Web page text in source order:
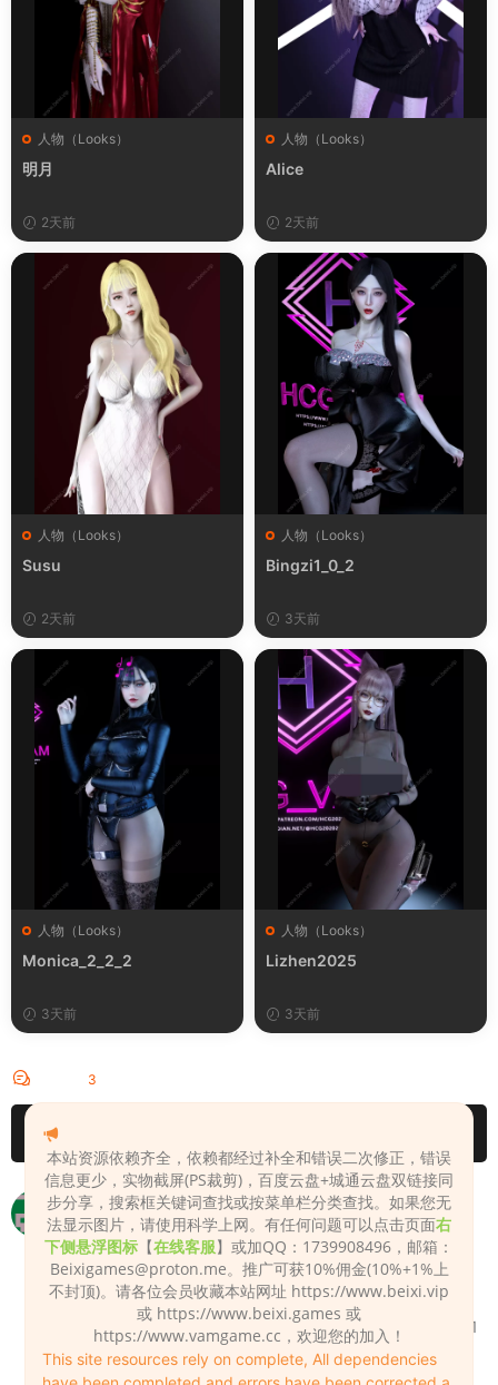
人物（Looks）
明月
2天前
人物（Looks）
Alice
2天前
人物（Looks）
Susu
2天前
人物（Looks）
Bingzi1_0_2
3天前
人物（Looks）
Monica_2_2_2
3天前
人物（Looks）
Lizhen2025
3天前
3
为什么放到文件夹下面，vam里面没有人物
caibinxz 2024-05-08 0
有些人物有兼容问题，特别是最新版的1.22.0.2和
1.22.0.3VAM和整合性版VAM，建议你用1.22.0.1的
纯净版VAM，或者你用我那个版本的vam（1.22.0.1
纯净版+MMDplayer4.3.1破解修复版），下载见
https://vam.beixi.top/7944.html 你这个vam也别
本站资源依赖齐全，依赖都经过补全和错误二次修正，错误
信息更少，实物截屏(PS裁剪)，百度云盘+城通云盘双链接同
步分享，搜索框关键词查找或按菜单栏分类查找。如果您无
法显示图片，请使用科学上网。有任何问题可以点击页面右
下侧悬浮图标 【在线客服】或加QQ：1739908496，邮箱：
Beixigames@proton.me。推广可获10%佣金(10%+1%上
不封顶)。请各位会员收藏本站网址 https://www.beixi.vip
或 https://www.beixi.games 或
https://www.vamgame.cc，欢迎您的加入！
This site resources rely on complete, All dependencies